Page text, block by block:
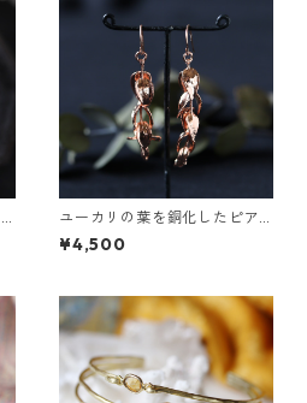
ユーカリの葉を銅化したピア
ス
¥4,500